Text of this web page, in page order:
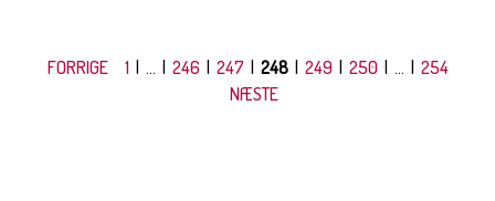
FORRIGE 1 | ... | 246 | 247 | 248| 249 | 250 | ... | 254
NÆSTE